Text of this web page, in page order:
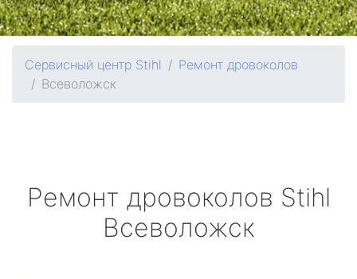
Сервисный центр Stihl
Ремонт дровоколов
Всеволожск
Ремонт дровоколов Stihl
Всеволожск